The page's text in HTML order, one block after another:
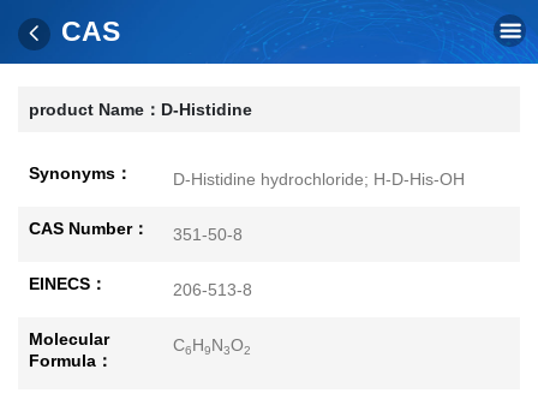
CAS
product Name： D-Histidine
Synonyms： D-Histidine hydrochloride; H-D-His-OH
CAS Number： 351-50-8
EINECS： 206-513-8
Molecular
Formula：
C6H9N3O2